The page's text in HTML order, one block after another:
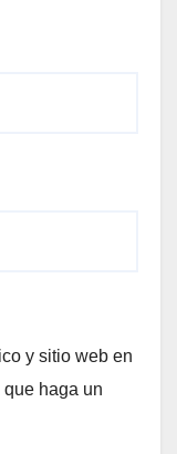
y sitio web en
haga un